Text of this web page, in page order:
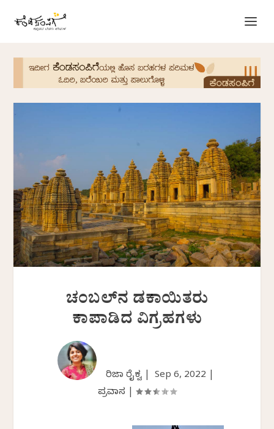
ಚಂಬಲ್‌ನ ಡಕಾಯಿತರು
ಕಾಪಾಡಿದ ವಿಗ್ರಹಗಳು
ಗಿರಿಜಾ ರೈಕ್ವ | Sep 6, 2022
ಪ್ರವಾಸ